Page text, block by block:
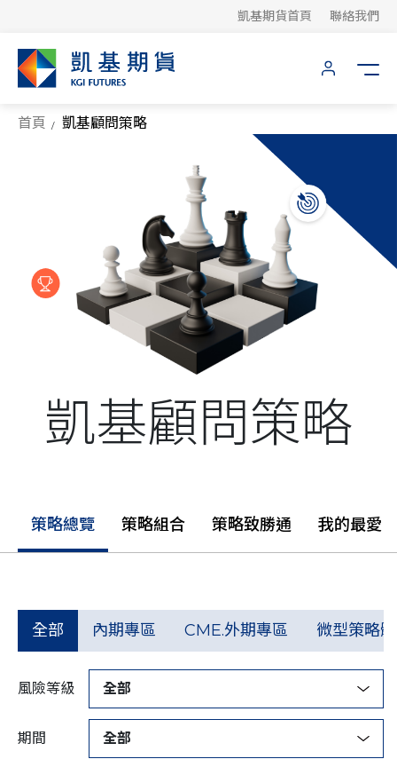
凱基期貨首頁 聯絡我們
首頁 凱基顧問策略
凱基顧問策略
策略總覽 策略組合 策略致勝通 我的最愛
全部 內期專區 CME.外期專區 微型策略
風險等級 全部
期間 全部